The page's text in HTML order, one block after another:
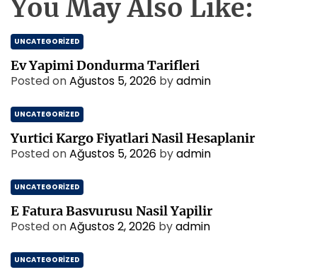
You May Also Like:
UNCATEGORIZED
Ev Yapimi Dondurma Tarifleri
Posted onAğustos 5, 2026 byadmin
UNCATEGORIZED
Yurtici Kargo Fiyatlari Nasil Hesaplanir
Posted onAğustos 5, 2026 byadmin
UNCATEGORIZED
E Fatura Basvurusu Nasil Yapilir
Posted onAğustos 2, 2026 byadmin
UNCATEGORIZED